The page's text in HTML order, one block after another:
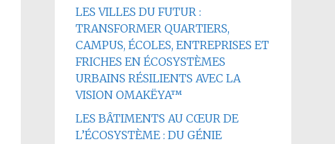
LES VILLES DU FUTUR :
TRANSFORMER QUARTIERS,
CAMPUS, ÉCOLES, ENTREPRISES ET
FRICHES EN ÉCOSYSTÈMES
URBAINS RÉSILIENTS AVEC LA
VISION OMAKËYA™
LES BÂTIMENTS AU CŒUR DE
L’ÉCOSYSTÈME : DU GÉNIE